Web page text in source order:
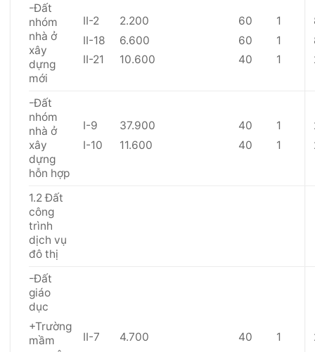
-Đất
nhóm
nhà ở
xây
dựng
mới
II-2
II-18
II-21
2.200
6.600
10.600
60
60
40
1
1
1
-Đất
nhóm
nhà ở
xây
dựng
hỗn hợp
I-9
I-10
37.900
11.600
40
40
1
1
1.2 Đất
công
trình
dịch vụ
đô thị
-Đất
giáo
dục
+Trường
mầm
II-7
4.700
40
1